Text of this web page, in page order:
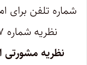
شماره تلفن برای
نظریه شماره ۲۶۶۴/۹۳/۷ ـ ۲۹/۱۰/۱۳۹۳
نظریه مشورتی